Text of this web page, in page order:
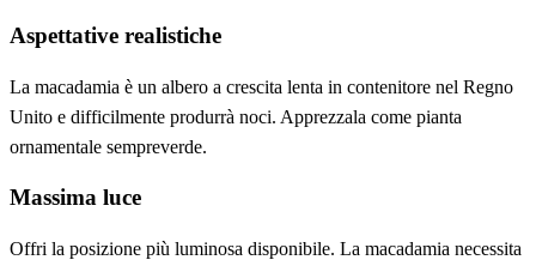
Aspettative realistiche
La macadamia è un albero a crescita lenta in contenitore nel Regno
Unito e difficilmente produrrà noci. Apprezzala come pianta
ornamentale sempreverde.
Massima luce
Offri la posizione più luminosa disponibile. La macadamia necessita